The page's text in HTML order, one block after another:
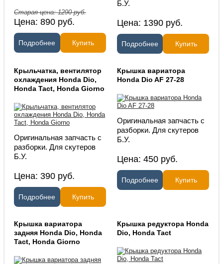
Старая цена:1290руб.
Цена:890 руб.
Подробнее Купить
Б.У.
Цена: 1390 руб.
Подробнее Купить
Крыльчатка, вентилятор
охлаждения Honda Dio,
Honda Tact, Honda Giorno
Оригинальная запчасть с
разборки. Для скутеров
Б.У.
Цена:390 руб.
Подробнее Купить
Крышка вариатора
Honda Dio AF 27-28
Оригинальная запчасть с
разборки. Для скутеров
Б.У.
Цена: 450 руб.
Подробнее Купить
Крышка вариатора
задняя Honda Dio, Honda
Tact, Honda Giorno
Крышка редуктора Honda
Dio, Honda Tact